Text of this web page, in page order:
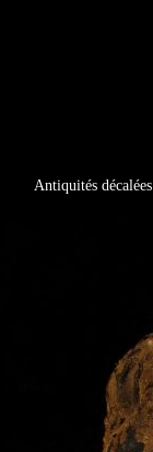
Antiquités décalées